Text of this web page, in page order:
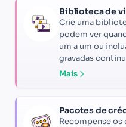
Biblioteca de
Crie uma
podem ver
um a um ou
gravadas
Mais
Pacotes de
Recompense